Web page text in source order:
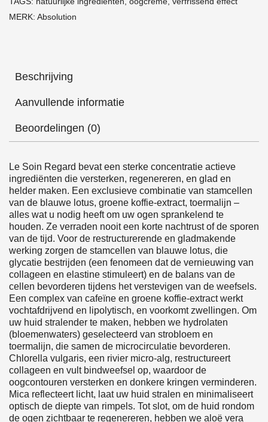
MERK: Absolution
Beschrijving
Aanvullende informatie
Beoordelingen (0)
Le Soin Regard bevat een sterke concentratie actieve
ingrediënten die versterken, regenereren, en glad en
helder maken. Een exclusieve combinatie van stamcellen
van de blauwe lotus, groene koffie-extract, toermalijn –
alles wat u nodig heeft om uw ogen sprankelend te
houden. Ze verraden nooit een korte nachtrust of de sporen
van de tijd. Voor de restructurerende en gladmakende
werking zorgen de stamcellen van blauwe lotus, die
glycatie bestrijden (een fenomeen dat de vernieuwing van
collageen en elastine stimuleert) en de balans van de
cellen bevorderen tijdens het verstevigen van de weefsels.
Een complex van cafeïne en groene koffie-extract werkt
vochtafdrijvend en lipolytisch, en voorkomt zwellingen. Om
uw huid stralender te maken, hebben we hydrolaten
(bloemenwaters) geselecteerd van strobloem en
toermalijn, die samen de microcirculatie bevorderen.
Chlorella vulgaris, een rivier micro-alg, restructureert
collageen en vult bindweefsel op, waardoor de
oogcontouren versterken en donkere kringen verminderen.
Mica reflecteert licht, laat uw huid stralen en minimaliseert
optisch de diepte van rimpels. Tot slot, om de huid rondom
de ogen zichtbaar te regenereren, hebben we aloë vera